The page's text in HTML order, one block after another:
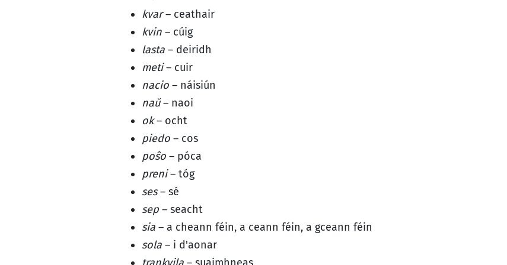
kvar– ceathair
kvin – cúig
lasta – deiridh
meti– cuir
nacio – náisiún
naŭ– naoi
ok– ocht
piedo – cos
poŝo – póca
preni– tóg
ses– sé
sep – seacht
sia – a cheann féin, a ceann féin, a gceann féin
sola – i d'aonar